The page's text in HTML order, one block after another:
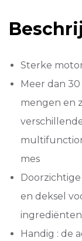
Sterke
Meer dan
mengen en
mes
en deksel
Handig : de